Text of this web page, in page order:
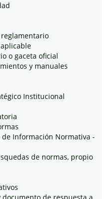
o gaceta oficial
y manuales
Institucional
de Información Normativa -
de normas, propio